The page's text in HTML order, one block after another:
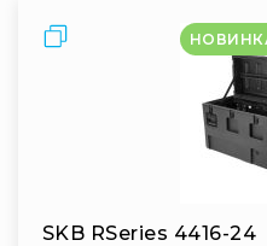
із
Ігрові
кейси
вставки
Порівняти
SKB RSeries 4416-24